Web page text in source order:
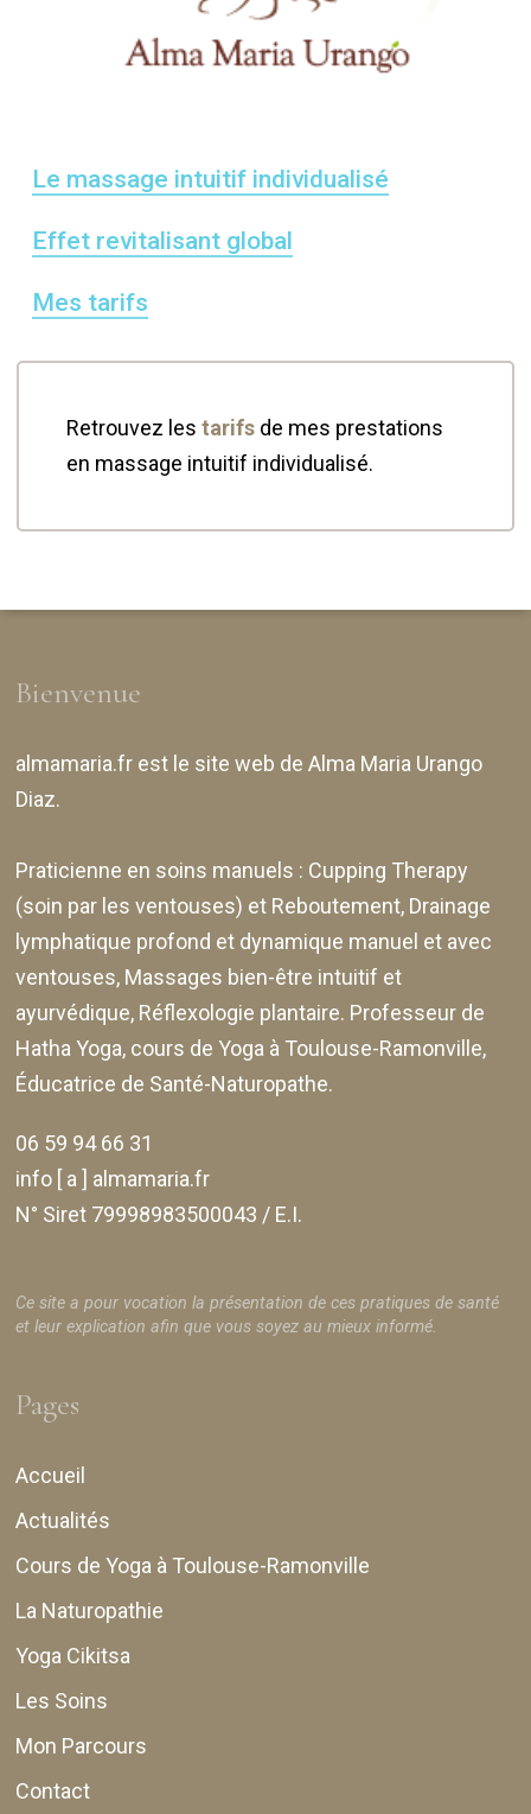
Le massage intuitif individualisé
Effet revitalisant global
Mes tarifs
Retrouvez les tarifsde mes prestations
en massage intuitif individualisé.
Bienvenue
almamaria.fr est le site web deAlma Maria Urango
Diaz.
Praticienne en soins manuels : Cupping Therapy
(soin par les ventouses) et Reboutement, Drainage
lymphatique profond et dynamique manuel et avec
ventouses, Massages bien-être intuitif et
ayurvédique, Réflexologie plantaire. Professeur de
Hatha Yoga, cours de Yoga à Toulouse-Ramonville,
Éducatrice de Santé-Naturopathe.
06 59 94 66 31
info [ a ] almamaria.fr
N° Siret 79998983500043 / E.I.
Ce site a pour vocation la présentation de ces pratiques de santé
et leur explication afin que vous soyez au mieux informé.
Pages
Accueil
Actualités
Cours de Yoga à Toulouse-Ramonville
La Naturopathie
Yoga Cikitsa
Les Soins
Mon Parcours
Contact